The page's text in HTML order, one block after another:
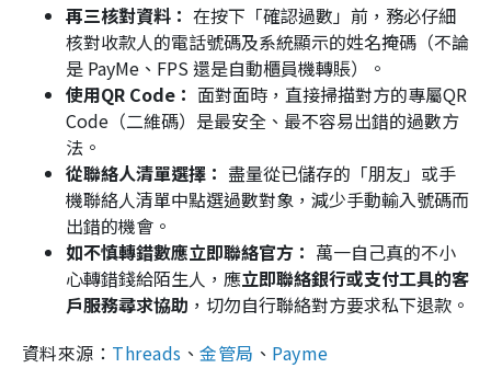
再三核對資料： 在按下「確認過數」前，務必仔細
核對收款人的電話號碼及系統顯示的姓名掩碼（不論
是 PayMe、FPS 還是自動櫃員機轉賬）。
使用QR Code： 面對面時，直接掃描對方的專屬QR
Code（二維碼）是最安全、最不容易出錯的過數方
法。
從聯絡人清單選擇： 盡量從已儲存的「朋友」或手
機聯絡人清單中點選過數對象，減少手動輸入號碼而
出錯的機會。
如不慎轉錯數應立即聯絡官方： 萬一自己真的不小
心轉錯錢給陌生人，應立即聯絡銀行或支付工具的客
戶服務尋求協助 ，切勿自行聯絡對方要求私下退款。
資料來源： Threads 、金管局 、 Payme